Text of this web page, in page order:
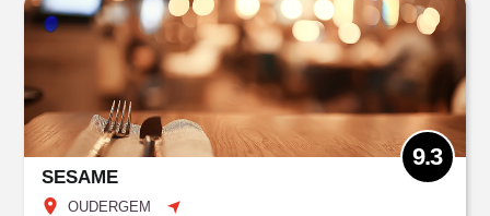
SESAME
OUDERGEM
9.3